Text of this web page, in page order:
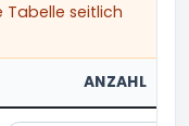
Tabelle seitlich
ANZAHL